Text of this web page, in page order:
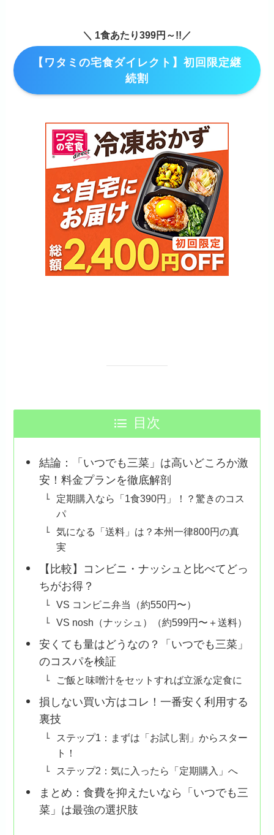
＼ 1食あたり399円～!!／
【ワタミの宅食ダイレクト】初回限定継
続割
目次
結論：「いつでも三菜」は高いどころか激
安！料金プランを徹底解剖
定期購入なら「1食390円」！？驚きのコス
パ
気になる「送料」は？本州一律800円の真
実
【比較】コンビニ・ナッシュと比べてどっ
ちがお得？
VS コンビニ弁当（約550円〜）
VS nosh（ナッシュ）（約599円〜＋送料）
安くても量はどうなの？「いつでも三菜」
のコスパを検証
ご飯と味噌汁をセットすれば立派な定食に
損しない買い方はコレ！一番安く利用する
裏技
ステップ1：まずは「お試し割」からスター
ト！
ステップ2：気に入ったら「定期購入」へ
まとめ：食費を抑えたいなら「いつでも三
菜」は最強の選択肢